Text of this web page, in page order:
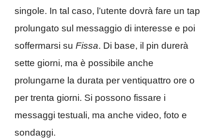
singole. In tal caso, l’utente dovrà fare un tap
prolungato sul messaggio di interesse e poi
soffermarsi su Fissa. Di base, il pin durerà
sette giorni, ma è possibile anche
prolungarne la durata per ventiquattro ore o
per trenta giorni. Si possono fissare i
messaggi testuali, ma anche video, foto e
sondaggi.